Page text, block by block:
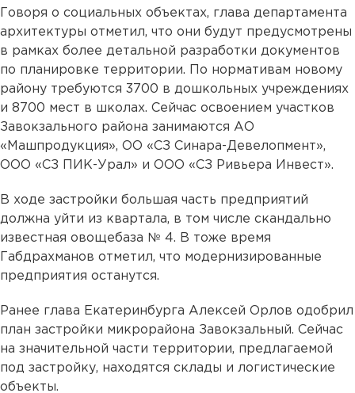
Говоря о социальных объектах, глава департамента
архитектуры отметил, что они будут предусмотрены
в рамках более детальной разработки документов
по планировке территории. По нормативам новому
району требуются 3700 в дошкольных учреждениях
и 8700 мест в школах. Сейчас освоением участков
Завокзального района занимаются АО
«Машпродукция», ОО «СЗ Синара-Девелопмент»,
ООО «СЗ ПИК-Урал» и ООО «СЗ Ривьера Инвест».
В ходе застройки большая часть предприятий
должна уйти из квартала, в том числе скандально
известная овощебаза № 4. В тоже время
Габдрахманов отметил, что модернизированные
предприятия останутся.
Ранее глава Екатеринбурга Алексей Орлов одобрил
план застройки микрорайона Завокзальный. Сейчас
на значительной части территории, предлагаемой
под застройку, находятся склады и логистические
объекты.